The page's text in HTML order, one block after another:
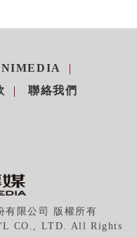
聯絡我們
有限公司 版權所有
CO., LTD. All Rights